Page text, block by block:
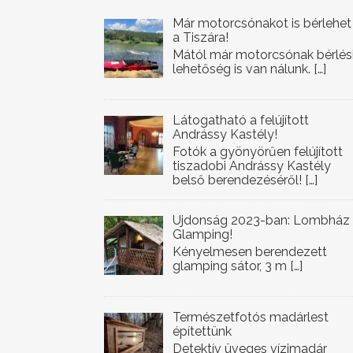
Már motorcsónakot is bérlehet
a Tiszára!
Mától már motorcsónak
lehetőség is van nálunk. […]
Látogatható a felújított
Andrássy Kastély!
Fotók a gyönyörűen felújított
tiszadobi Andrássy Kastély
belső berendezéséről! […]
Újdonság 2023-ban: Lombház
Glamping!
Kényelmesen berendezett
glamping sátor, 3 m […]
Természetfotós madárlest
építettünk
Detektív üveges vízimadár